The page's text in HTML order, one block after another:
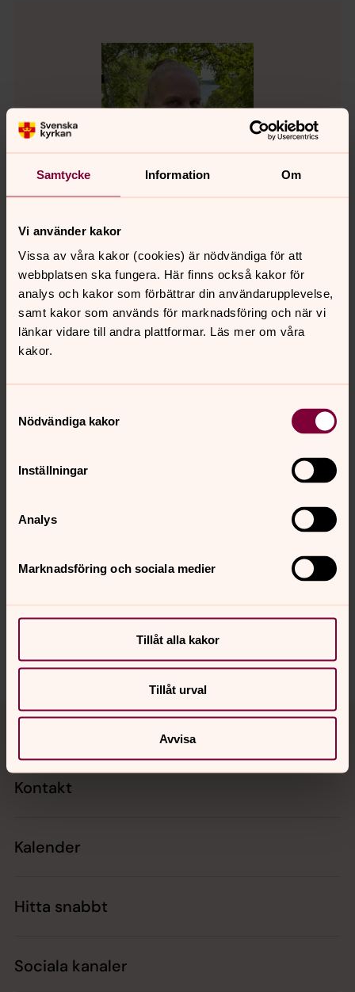
Samtycke Information Om
Vi använder kakor
Vissa av våra kakor (cookies) är nödvändiga för att
webbplatsen ska fungera. Här finns också kakor för
analys och kakor som förbättrar din användarupplevelse,
samt kakor som används för marknadsföring och när vi
länkar vidare till andra plattformar. Läs mer om våra
kakor.
Nödvändiga kakor
Inställningar
Analys
Marknadsföring och sociala medier
Tillåt alla kakor
Tillåt urval
Avvisa
Ulrika Johansson Lundkvist
Kantor, Kafjärdens församling
Mobil:072-2140068
E-post:
innehåll?
kafjardens.forsamling@svenskakyrkan.se
Tillbaka till toppen
Tillbaka till innehållet
Kontakt
Kalender
Hitta snabbt
Sociala kanaler